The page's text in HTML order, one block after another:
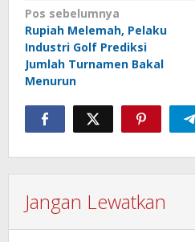
Navigasi
pos
Pos sebelumnya
Rupiah Melemah, Pelaku
Industri Golf Prediksi
Jumlah Turnamen Bakal
Menurun
Jangan Lewatkan